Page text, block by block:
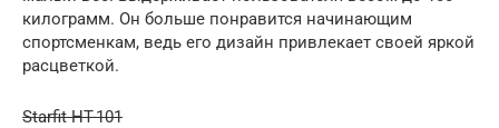
килограмм. Он больше понравится начинающим
спортсменкам, ведь его дизайн привлекает своей яркой
расцветкой.
Starfit HT-101